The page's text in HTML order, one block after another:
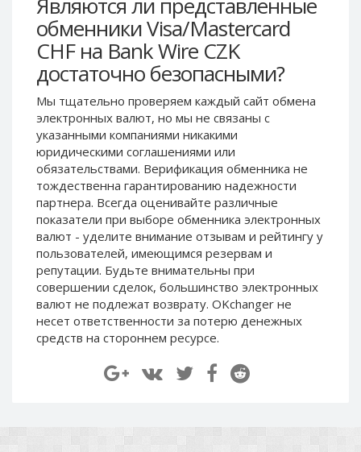
обменники Visa/Mastercard
CHF на Bank Wire CZK
достаточно безопасными?
Мы тщательно проверяем каждый сайт обмена
электронных валют, но мы не связаны c
указанными компаниями никакими
юридическими соглашениями или
обязательствами. Верификация обменника не
тождественна гарантированию надежности
партнера. Всегда оценивайте различные
показатели при выборе обменника электронных
валют - уделите внимание отзывам и рейтингу у
пользователей, имеющимся резервам и
репутации. Будьте внимательны при
совершении сделок, большинство электронных
валют не подлежат возврату. OKchanger не
несет ответственности за потерю денежных
средств на стороннем ресурсе.
PaySera PLN
AliPay CNY
UnionPay CNY
Paymer USD
Paymer RUB
Paymer UAH
Capitalist USD
Capitalist RUB
Capitalist EUR
Payoneer USD
Payoneer EUR
Revolut Binance USD
(BUSD)
Revolut USD
Global24 UAH
PaySera PLN
AliPay CNY
UnionPay CNY
Paymer USD
Paymer RUB
Capitalist USD
Capitalist RUB
Capitalist EUR
Payoneer USD
Payoneer EUR
Revolut Binance USD
(BUSD)
Revolut USD
Revolut EUR
Piastrix EUR